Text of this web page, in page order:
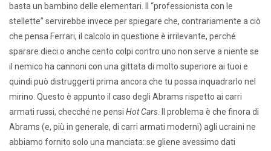
basta un bambino delle elementari. Il “professionista con le
stellette” servirebbe invece per spiegare che, contrariamente a ciò
che pensa Ferrari, il calcolo in questione è irrilevante, perché
sparare dieci o anche cento colpi contro uno non serve a niente se
il nemico ha cannoni con una gittata di molto superiore ai tuoi e
quindi può distruggerti prima ancora che tu possa inquadrarlo nel
mirino. Questo è appunto il caso degli Abrams rispetto ai carri
armati russi, checché ne pensi Hot Cars . Il problema è che finora di
Abrams (e, più in generale, di carri armati moderni) agli ucraini ne
abbiamo fornito solo una manciata: se gliene avessimo dati